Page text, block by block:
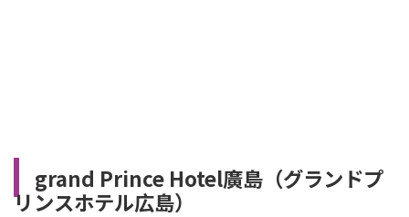
grand Prince Hotel廣島（グランドプ
リンスホテル広島）